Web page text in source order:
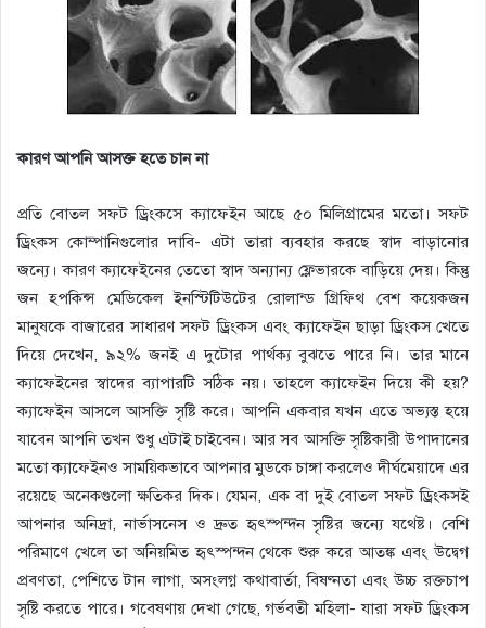
কারণ আপনি আসক্ত হতে চান না
প্রতি বোতল সফট ড্রিংকসে ক্যাফেইন আছে ৫০ মিলিগ্রামের মতো। সফট
ড্রিংকস কোম্পানিগুলোর দাবি- এটা তারা ব্যবহার করছে স্বাদ বাড়ানোর
জন্যে। কারণ ক্যাফেইনের তেতো স্বাদ অন্যান্য ফ্লেভারকে বাড়িয়ে দেয়। কিন্তু
জন হপকিন্স মেডিকেল ইনস্টিটিউটের রোলান্ড গ্রিফিথ বেশ কয়েকজন
মানুষকে বাজারের সাধারণ সফট ড্রিংকস এবং ক্যাফেইন ছাড়া ড্রিংকস খেতে
দিয়ে দেখেন, ৯২% জনই এ দুটোর পার্থক্য বুঝতে পারে নি। তার মানে
ক্যাফেইনের স্বাদের ব্যাপারটি সঠিক নয়। তাহলে ক্যাফেইন দিয়ে কী হয়?
ক্যাফেইন আসলে আসক্তি সৃষ্টি করে। আপনি একবার যখন এতে অভ্যস্ত হয়ে
যাবেন আপনি তখন শুধু এটাই চাইবেন। আর সব আসক্তি সৃষ্টিকারী উপাদানের
মতো ক্যাফেইনও সাময়িকভাবে আপনার মুডকে চাঙ্গা করলেও দীর্ঘমেয়াদে এর
রয়েছে অনেকগুলো ক্ষতিকর দিক। যেমন, এক বা দুই বোতল সফট ড্রিংকসই
আপনার অনিদ্রা, নার্ভাসনেস ও দ্রুত হৃৎস্পন্দন সৃষ্টির জন্যে যথেষ্ট। বেশি
পরিমাণে খেলে তা অনিয়মিত হৃৎস্পন্দন থেকে শুরু করে আতঙ্ক এবং উদ্বেগ
প্রবণতা, পেশিতে টান লাগা, অসংলগ্ন কথাবার্তা, বিষণ্নতা এবং উচ্চ রক্তচাপ
সৃষ্টি করতে পারে। গবেষণায় দেখা গেছে, গর্ভবতী মহিলা- যারা সফট ড্রিংকস